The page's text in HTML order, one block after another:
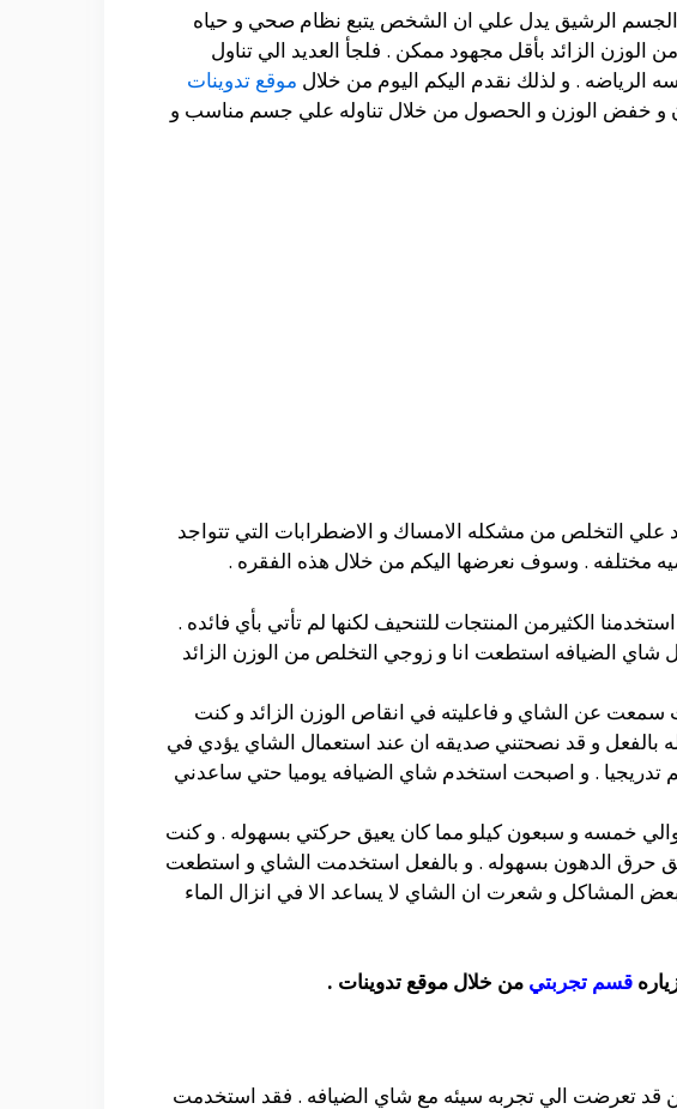
الرشيق يدل علي ان الشخص يتبع نظام صحي و حياه
الزائد بأقل مجهود ممكن . فلجأ العديد الي تناول
الرياضه . و لذلك نقدم اليكم اليوم من خلال موقع تدوينات
و خفض الوزن و الحصول من خلال تناوله علي جسم مناسب و
علي التخلص من مشكله الامساك و الاضطرابات التي تتواجد
مختلفه . وسوف نعرضها اليكم من خلال هذه الفقره .
الكثيرمن المنتجات للتنحيف لكنها لم تأتي بأي فائده .
شاي الضيافه استطعت انا و زوجي التخلص من الوزن الزائد
سمعت عن الشاي و فاعليته في انقاص الوزن الزائد و كنت
و قد نصحتني صديقه ان عند استعمال الشاي يؤدي في
تدريجيا . و اصبحت استخدم شاي الضيافه يوميا حتي ساعدني
خمسه و سبعون كيلو مما كان يعيق حركتي بسهوله . و كنت
حرق الدهون بسهوله . و بالفعل استخدمت الشاي و استطعت
بعض المشاكل و شعرت ان الشاي لا يساعد الا في انزال الماء
قسم تجربتي من خلال موقع تدوينات .
قد تعرضت الي تجربه سيئه مع شاي الضيافه . فقد استخدمت